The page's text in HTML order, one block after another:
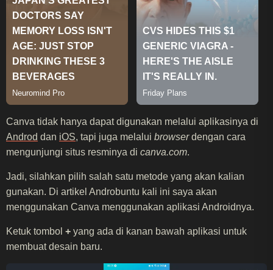
Canva tidak hanya dapat digunakan melalui aplikasinya di
Androd dan iOS, tapi juga melalui browserdengan cara
mengunjungi situs resminya di canva.com.
Jadi, silahkan pilih salah satu metode yang akan kalian
gunakan. Di artikel Androbuntu kali ini saya akan
menggunakan Canva menggunakan aplikasi Androidnya.
Ketuk tombol + yang ada di kanan bawah aplikasi untuk
membuat desain baru.